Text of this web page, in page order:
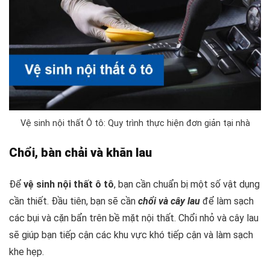
Vệ sinh nội thất Ô tô: Quy trình thực hiện đơn giản tại nhà
Chổi, bàn chải và khăn lau
Để vệ sinh nội thất ô tô, bạn cần chuẩn bị một số vật dụng
cần thiết. Đầu tiên, bạn sẽ cần chổi và cây lau để làm sạch
các bụi và cặn bẩn trên bề mặt nội thất. Chổi nhỏ và cây lau
sẽ giúp bạn tiếp cận các khu vực khó tiếp cận và làm sạch
khe hẹp.